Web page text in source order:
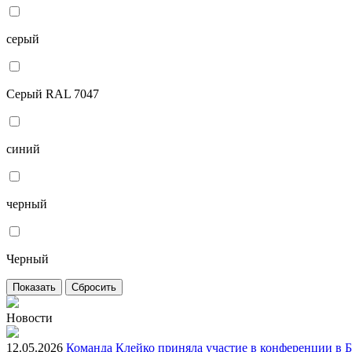
серый
Серый RAL 7047
синий
черный
Черный
Новости
12.05.2026 Команда Клейко приняла участие в конференции в